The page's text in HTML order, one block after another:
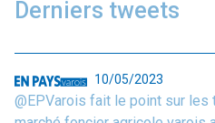
Derniers tweets
10/05/2023
@EPVarois fait le point sur les